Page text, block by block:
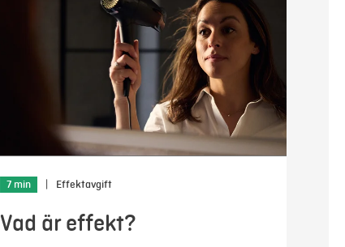
7 min Effektavgift
Vad är effekt?